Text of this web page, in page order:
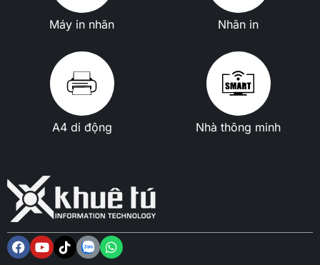
Máy in nhãn Nhãn in
A4 di động Nhà thông minh